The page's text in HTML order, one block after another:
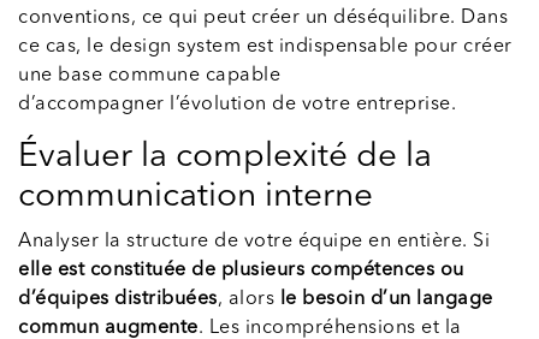
conventions, ce qui peut créer un déséquilibre. Dans
ce cas, le design system est indispensable pour créer
une base commune capable
d’accompagner l’évolution de votre entreprise.
Évaluer la complexité de la
communication interne
Analyser la structure de votre équipe en entière. Si
elle est constituée de plusieurs compétences ou
d’équipes distribuées, alors
le besoin d’un langage
commun augmente. Les incompréhensions et la